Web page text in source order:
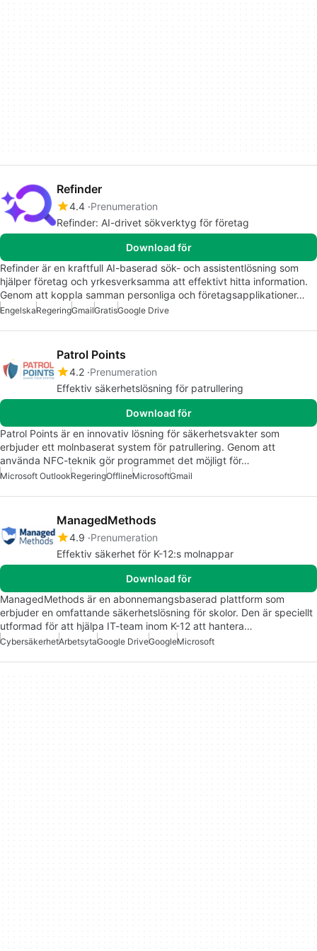
Refinder
4.4 Prenumeration
Refinder: AI-drivet sökverktyg för företag
Download för
Refinder är en kraftfull AI-baserad sök- och assistentlösning som
hjälper företag och yrkesverksamma att effektivt hitta information.
Genom att koppla samman personliga och företagsapplikationer…
EngelskaRegeringGmailGratisGoogle Drive
Patrol Points
4.2 Prenumeration
Effektiv säkerhetslösning för patrullering
Download för
Patrol Points är en innovativ lösning för säkerhetsvakter som
erbjuder ett molnbaserat system för patrullering. Genom att
använda NFC-teknik gör programmet det möjligt för…
Microsoft OutlookRegeringOfflineMicrosoftGmail
ManagedMethods
4.9 Prenumeration
Effektiv säkerhet för K-12:s molnappar
Download för
ManagedMethods är en abonnemangsbaserad plattform som
erbjuder en omfattande säkerhetslösning för skolor. Den är speciellt
utformad för att hjälpa IT-team inom K-12 att hantera…
CybersäkerhetArbetsytaGoogle DriveGoogleMicrosoft